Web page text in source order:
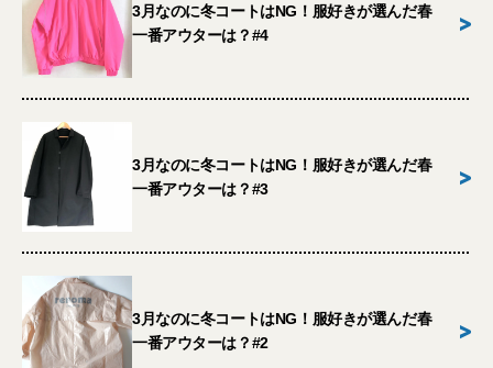
3月なのに冬コートはNG！服好きが選んだ春
一番アウターは？#4
>
3月なのに冬コートはNG！服好きが選んだ春
一番アウターは？#3
>
3月なのに冬コートはNG！服好きが選んだ春
一番アウターは？#2
>